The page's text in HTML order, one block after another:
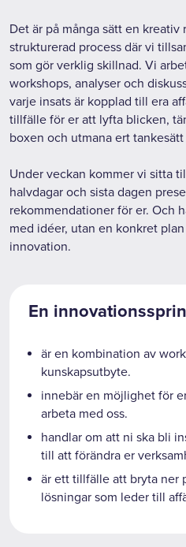
Det är på många sätt en
strukturerad process där vi
som gör verklig skillnad. Vi
workshops, analyser och
varje insats är kopplad till era
tillfälle för er att lyfta blicken,
boxen och utmana ert
Under veckan kommer vi sitta
halvdagar och sista dagen
rekommendationer för er. Och
med idéer, utan en konkret
innovation.
En
är en kombination av
kunskapsutbyte.
innebär en möjlighet för
arbeta med oss.
handlar om att ni ska bli
till att förändra er
är ett tillfälle att bryta ner
lösningar som leder till